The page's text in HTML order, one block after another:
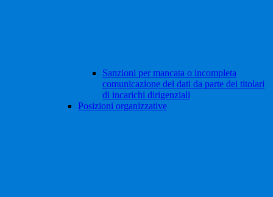
Sanzioni per mancata o incompleta
comunicazione dei dati da parte dei titolari
di incarichi dirigenziali
Posizioni organizzative